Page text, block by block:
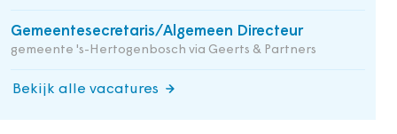
Gemeentesecretaris/Algemeen Directeur
gemeente 's-Hertogenbosch via Geerts & Partners
Bekijk alle vacatures